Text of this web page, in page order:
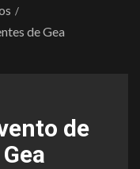
de Gea
de